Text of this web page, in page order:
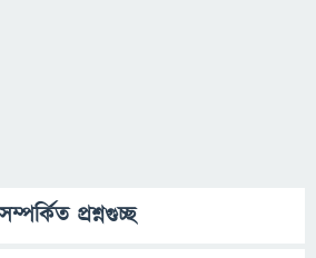
প্রশ্নগুচ্ছ